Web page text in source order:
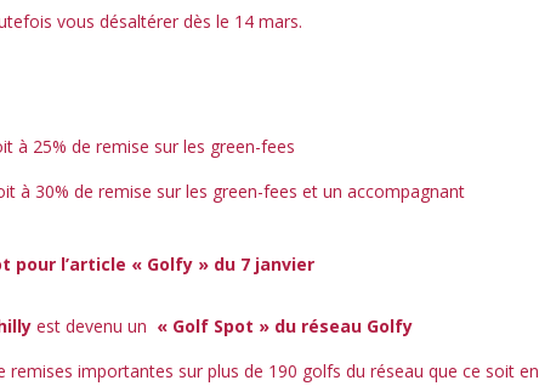
vous désaltérer dès le 14 mars.
à 25% de remise sur les green-fees
à 30% de remise sur les green-fees et un accompagnant
pour l’article « Golfy » du 7 janvier
est devenu un « Golf Spot » du réseau Golfy
importantes sur plus de 190 golfs du réseau que ce soit en